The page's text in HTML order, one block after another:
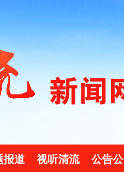
报道 视听清流 公告